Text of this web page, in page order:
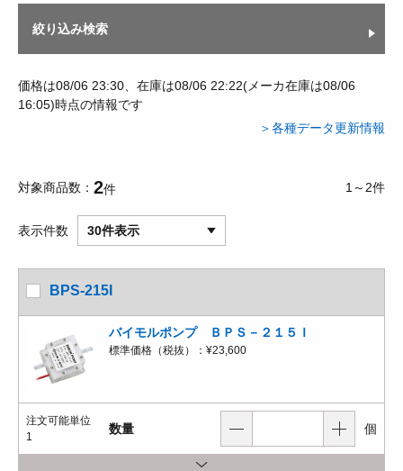
絞り込み検索
価格は08/06 23:30、在庫は08/06 22:22(メーカ在庫は08/06
16:05)時点の情報です
＞各種データ更新情報
対象商品数 2件 1～2件
表示件数 30件表示
BPS-215I
バイモルポンプ ＢＰＳ－２１５Ｉ
標準価格（税抜）： ¥23,600
注文可能単位
1
数量 個